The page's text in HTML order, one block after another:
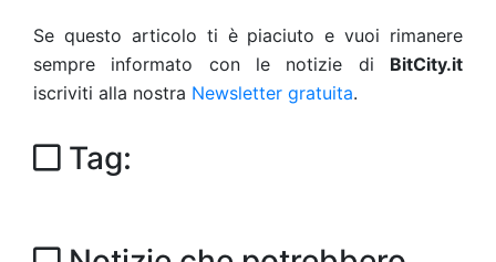
Se questo articolo ti è piaciuto e vuoi rimanere
sempre informato con le notizie di BitCity.it
iscriviti alla nostra Newsletter gratuita.
Tag: